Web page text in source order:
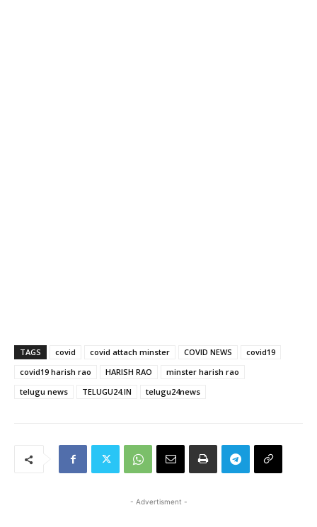
TAGS covid covid attach minster COVID NEWS
covid19
covid19 harish rao
HARISH RAO
minster harish rao
telugu news
TELUGU24.IN telugu24news
- Advertisment -